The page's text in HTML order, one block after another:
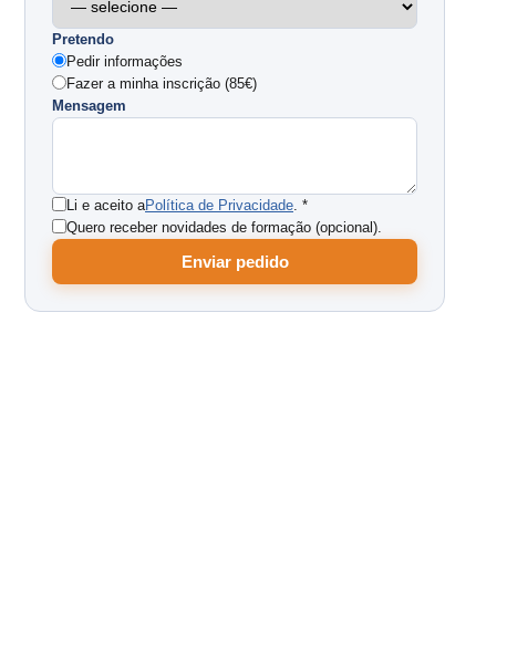
Pretendo
Pedir informações
Fazer a minha inscrição (85€)
Mensagem
Li e aceito aPolítica de Privacidade. *
Quero receber novidades de formação (opcional).
Enviar pedido